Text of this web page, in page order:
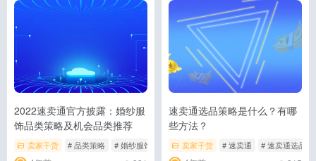
2022速卖通官方披露：婚纱服
饰品类策略及机会品类推荐
卖家干货 # 品类策略 # 婚纱服饰品类 # 速卖通
速卖通选品策略是什么？有哪
些方法？
卖家干货 # 速卖通 # 速卖通选品